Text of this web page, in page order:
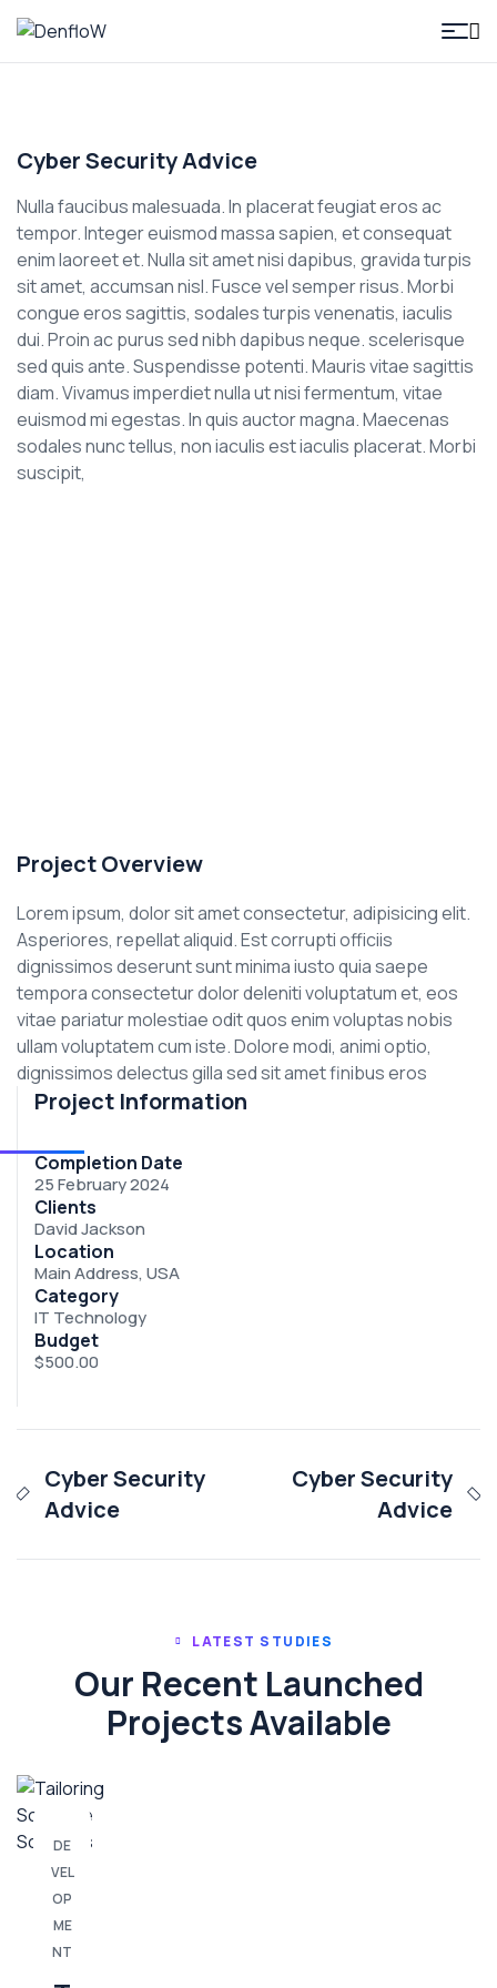
DenfloW
Cyber Security Advice
Nulla faucibus malesuada. In placerat feugiat eros ac
tempor. Integer euismod massa sapien, et consequat
enim laoreet et. Nulla sit amet nisi dapibus, gravida turpis
sit amet, accumsan nisl. Fusce vel semper risus. Morbi
congue eros sagittis, sodales turpis venenatis, iaculis
dui. Proin ac purus sed nibh dapibus neque. scelerisque
sed quis ante. Suspendisse potenti. Mauris vitae sagittis
diam. Vivamus imperdiet nulla ut nisi fermentum, vitae
euismod mi egestas. In quis auctor magna. Maecenas
sodales nunc tellus, non iaculis est iaculis placerat. Morbi
suscipit,
Project Overview
Lorem ipsum, dolor sit amet consectetur, adipisicing elit.
Asperiores, repellat aliquid. Est corrupti officiis
dignissimos deserunt sunt minima iusto quia saepe
tempora consectetur dolor deleniti voluptatum et, eos
vitae pariatur molestiae odit quos enim voluptas nobis
ullam voluptatem cum iste. Dolore modi, animi optio,
dignissimos delectus gilla sed sit amet finibus eros
Project Information
Completion Date
25 February 2024
Clients
David Jackson
Location
Main Address, USA
Category
IT Technology
Budget
$500.00
Cyber Security
Advice
Cyber Security
Advice
LATEST STUDIES
Our Recent Launched
Projects Available
DE
VEL
OP
ME
NT